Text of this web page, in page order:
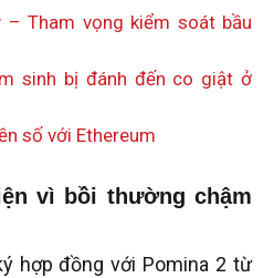
– Tham vọng kiểm soát bầu
sinh bị đánh đến co giật ở
số với Ethereum
vì bồi thường chậm
hợp đồng với Pomina 2 từ